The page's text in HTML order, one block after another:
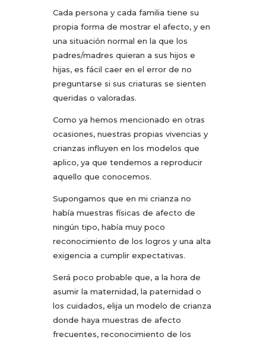
Cada persona y cada familia tiene su
propia forma de mostrar el afecto, y en
una situación normal en la que los
padres/madres quieran a sus hijos e
hijas, es fácil caer en el error de no
preguntarse si sus criaturas se sienten
queridas o valoradas.
Como ya hemos mencionado en otras
ocasiones, nuestras propias vivencias y
crianzas influyen en los modelos que
aplico, ya que tendemos a reproducir
aquello que conocemos.
Supongamos que en mi crianza no
había muestras físicas de afecto de
ningún tipo, había muy poco
reconocimiento de los logros y una alta
exigencia a cumplir expectativas.
Será poco probable que, a la hora de
asumir la maternidad, la paternidad o
los cuidados, elija un modelo de crianza
donde haya muestras de afecto
frecuentes, reconocimiento de los